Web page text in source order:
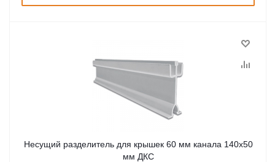
Несущий разделитель для крышек 60 мм канала 140х50
мм ДКС